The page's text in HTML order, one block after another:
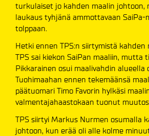
turkulaiset jo kahden maalin johtoon,
laukaus tyhjänä ammottavaan SaiPa-
tolppaan.
Hetki ennen TPS:n siirtymistä kahden
TPS sai kiekon SaiPan maaliin, mutta
Pikkarainen osui maalivahdin alueella
Tuohimaahan ennen tekemäänsä
päätuomari Timo Favorin hylkäsi
valmentajahaastokaan tuonut
TPS siirtyi Markus Nurmen osumalla
johtoon, kun erää oli alle kolme